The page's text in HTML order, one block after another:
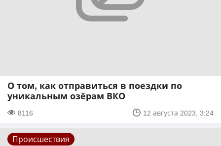
О том, как отправиться в поездки по
уникальным озёрам ВКО
8116 12 августа 2023, 3:24
Происшествия